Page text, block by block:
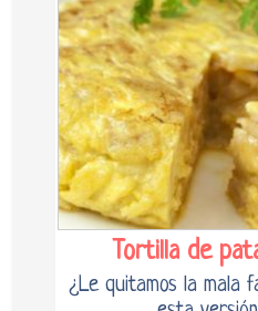
Tortilla de
¿Le quitamos la mala